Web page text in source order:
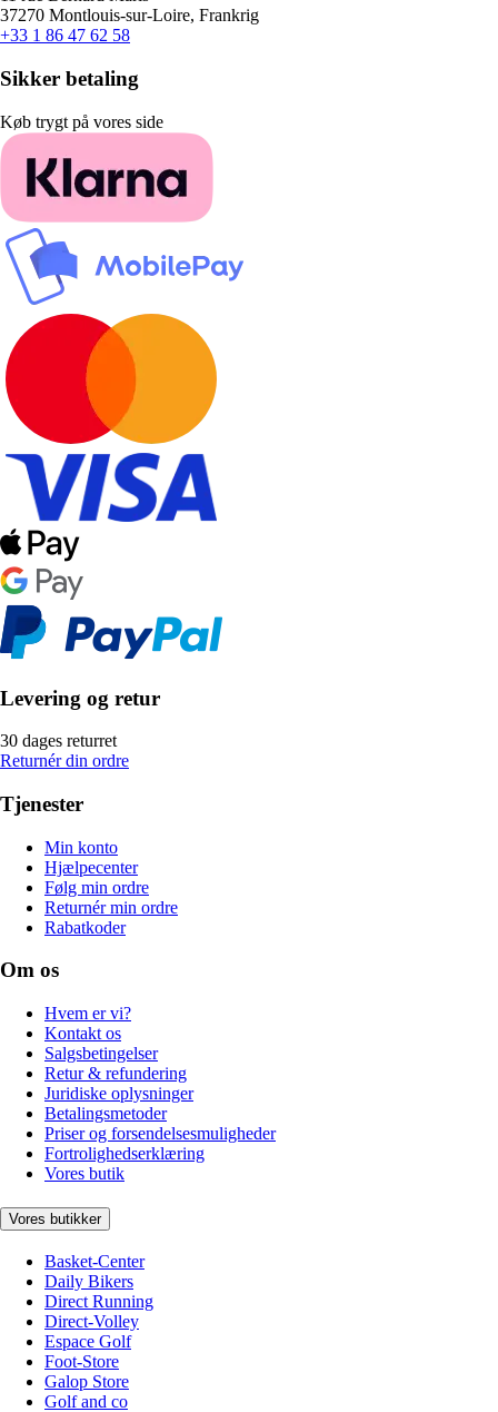
37270 Montlouis-sur-Loire, Frankrig
+33 1 86 47 62 58
Sikker betaling
Køb trygt på vores side
Levering og retur
30 dages returret
Returnér din ordre
Tjenester
Min konto
Hjælpecenter
Følg min ordre
Returnér min ordre
Rabatkoder
Om os
Hvem er vi?
Kontakt os
Salgsbetingelser
Retur & refundering
Juridiske oplysninger
Betalingsmetoder
Priser og forsendelsesmuligheder
Fortrolighedserklæring
Vores butik
Vores butikker
Basket-Center
Daily Bikers
Direct Running
Direct-Volley
Espace Golf
Foot-Store
Galop Store
Golf and co